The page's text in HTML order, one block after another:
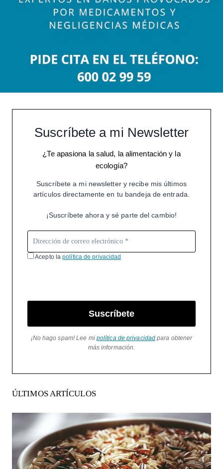
Suscríbete a mi Newsletter
¿Te apasiona la salud, la alimentación y la
ecología?
Suscríbete a mi newsletter y recibe mis últimos
artículos directamente en tu bandeja de entrada.
¡Suscríbete ahora y sé parte del cambio!
Acepto lapolítica de privacidad
Suscríbete
¡No hago spam! Lee mi política de privacidad para obtener
más información.
ÚLTIMOS ARTÍCULOS